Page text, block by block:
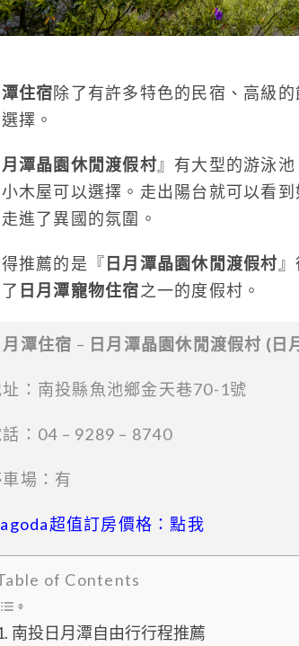
住宿除了有許多特色的民宿、高級的
擇。
月潭晶園休閒渡假村』有大型的游泳
木屋可以選擇。走出陽台就可以看
進了異國的氛圍。
推薦的是『日月潭晶園休閒渡假村
日月潭寵物住宿之一的度假村。
月潭住宿 – 日月潭晶園休閒渡假村 (日
：南投縣魚池鄉金天巷70-1號
話：04 – 9289 – 8740
場：有
超值訂房價格：點我
of Contents
南投日月潭自由行行程推薦